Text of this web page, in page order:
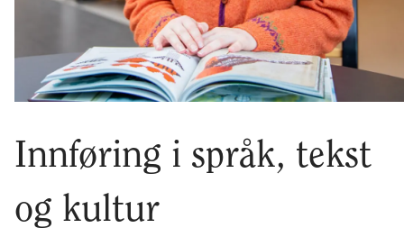
Innføring i språk, tekst
og kultur